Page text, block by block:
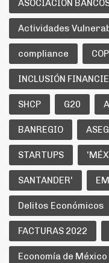
ASOCIACIÓN
Actividades
compliance
INCLUSIÓN
SHCP G20
BANREGIO
STARTUPS
SANTANDER'
Delitos Económicos
FACTURAS 2022
Economía de México